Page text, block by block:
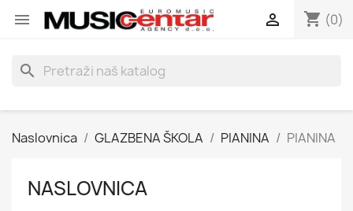
 shopping_cart (0)

search
Naslovnica GLAZBENA ŠKOLA PIANINA PIANINA
NASLOVNICA